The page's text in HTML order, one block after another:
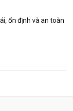
ổn định và an toàn